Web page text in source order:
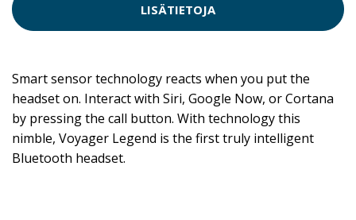
LISÄTIETOJA
Smart sensor technology reacts when you put the
headset on. Interact with Siri, Google Now, or Cortana
by pressing the call button. With technology this
nimble, Voyager Legend is the first truly intelligent
Bluetooth headset.